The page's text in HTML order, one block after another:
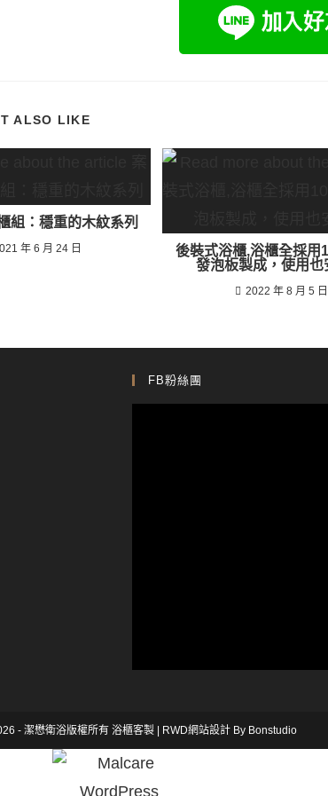
ALSO LIKE
組：穩重的木紋系列
年 6 月 24 日
後裝式浴櫃,浴櫃全採用
發泡板製成，使用也
2022 年 8 月 5 日
FB粉絲團
- 潔懋衛浴版權所有 浴櫃客製 | RWD網站設計 By Bonstudio